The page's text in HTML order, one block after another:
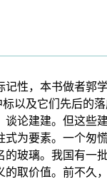
，本书做者郭
以及它们先后的
论建建。但这
为要素。一个
玻璃。我国有一
取价值。前不久